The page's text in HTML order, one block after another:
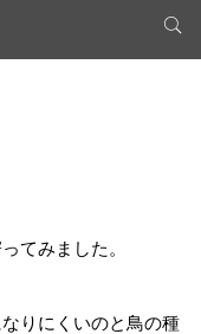
てみました。
りにくいのと鳥の種